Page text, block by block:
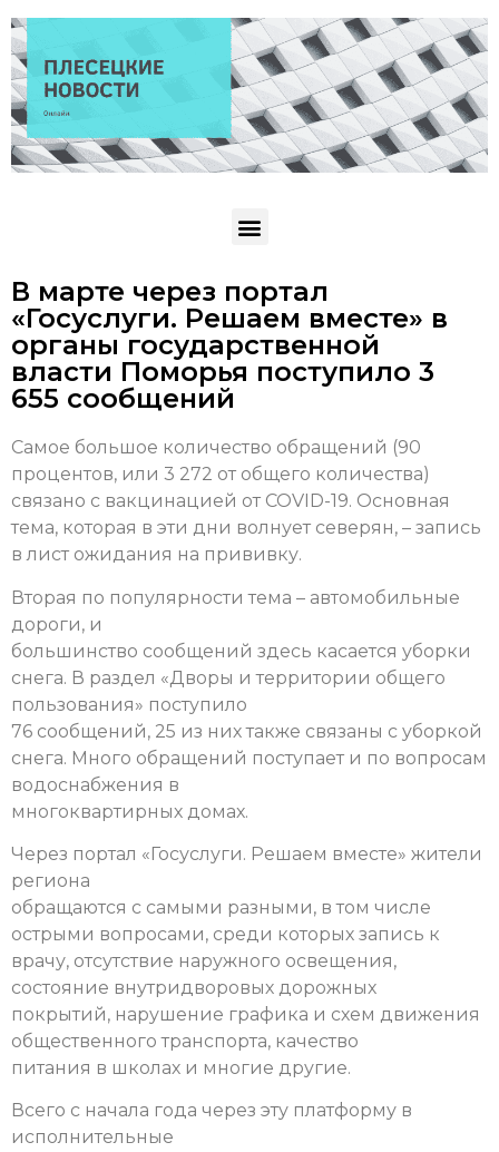
В марте через портал
«Госуслуги. Решаем вместе» в
органы государственной
власти Поморья поступило 3
655 сообщений
Самое большое количество обращений (90
процентов, или 3 272 от общего количества)
связано с вакцинацией от COVID-19. Основная
тема, которая в эти дни волнует северян, – запись
в лист ожидания на прививку.
Вторая по популярности тема – автомобильные
дороги, и
большинство сообщений здесь касается уборки
снега. В раздел «Дворы и территории общего
пользования» поступило
76 сообщений, 25 из них также связаны с уборкой
снега. Много обращений поступает и по вопросам
водоснабжения в
многоквартирных домах.
Через портал «Госуслуги. Решаем вместе» жители
региона
обращаются с самыми разными, в том числе
острыми вопросами, среди которых запись к
врачу, отсутствие наружного освещения,
состояние внутридворовых дорожных
покрытий, нарушение графика и схем движения
общественного транспорта, качество
питания в школах и многие другие.
Всего с начала года через эту платформу в
исполнительные